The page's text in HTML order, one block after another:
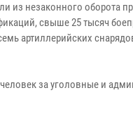
из незаконного оборота
свыше 25 тысяч
артиллерийских
за уголовные и